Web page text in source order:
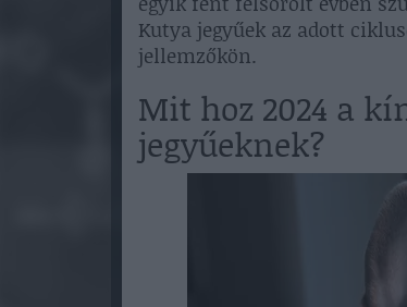
Kutya jegyűek az adott
jellemzőkön.
Mit hoz 2024 a
jegyűeknek?